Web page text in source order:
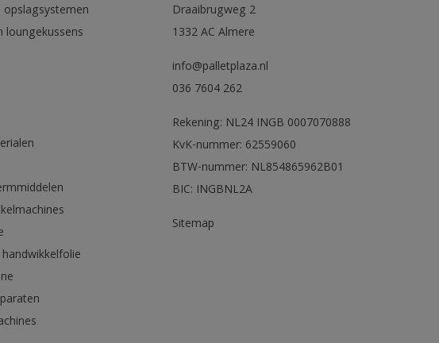
opslagsystemen
loungekussens
Draaibrugweg 2
1332 AC Almere
info@palletplaza.nl
036 7604 262
Rekening: NL24 INGB 0007070888
KvK-nummer: 62559060
BTW-nummer: NL854865962B01
BIC: INGBNL2A
Sitemap